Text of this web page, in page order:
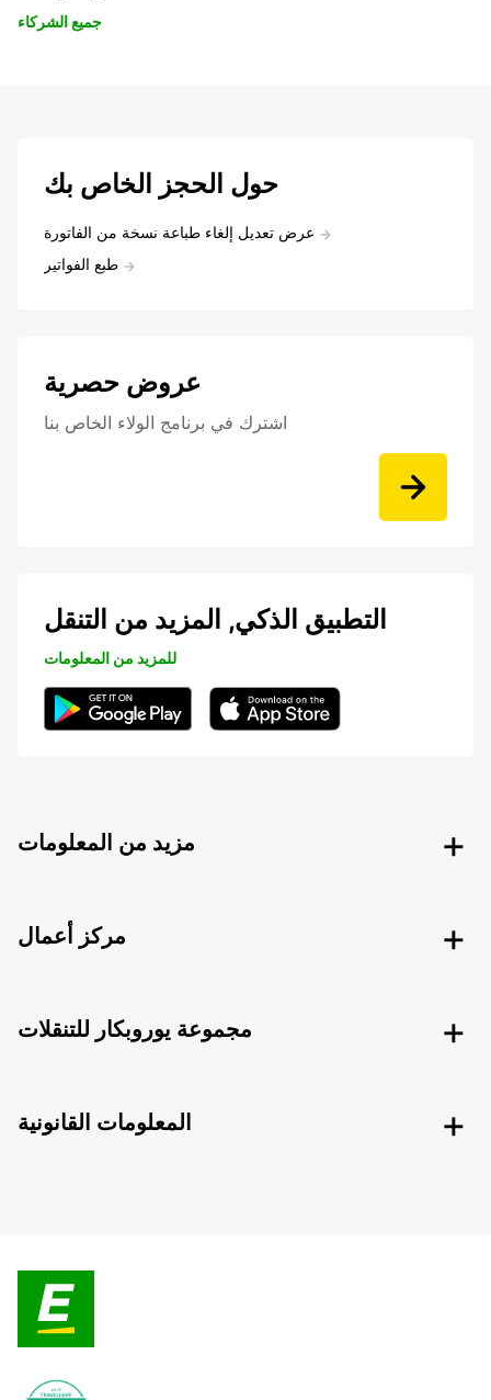
جميع الشركاء
حول الحجز الخاص بك
عرض تعديل إلغاء طباعة نسخة من الفاتورة
طبع الفواتير
عروض حصرية
اشترك في برنامج الولاء الخاص بنا
التطبيق الذكي, المزيد من التنقل
للمزيد من المعلومات
مزيد من المعلومات
مركز أعمال
مجموعة يوروبكار للتنقلات
المعلومات القانونية